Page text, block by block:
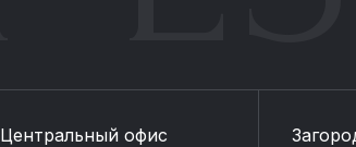
Центральный офис